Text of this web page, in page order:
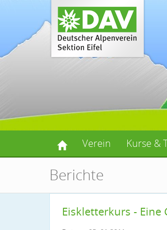
Verein Kurse &
Berichte
Eiskletterkurs - Eine